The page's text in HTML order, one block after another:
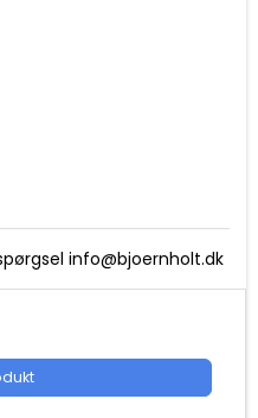
info@bjoernholt.dk